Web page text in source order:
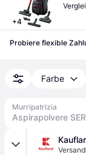
+4
Probiere flexible
Farbe
Murripatrizia